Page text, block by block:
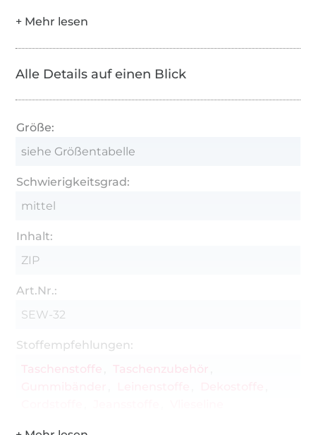
L (Leo): 44cmx17cmx8cm (Breite/Höhe/Tiefe)
Viel Spaß mit deiner neuen Tasche!
*Verkauf oder Vervielfältigung ist nicht erlaubt.
Alle Details auf einen Blick
Größe:
siehe Größentabelle
Schwierigkeitsgrad:
mittel
Inhalt:
ZIP
Art.Nr.:
SEW-32
Stoffempfehlungen:
Taschenstoffe
Taschenzubehör